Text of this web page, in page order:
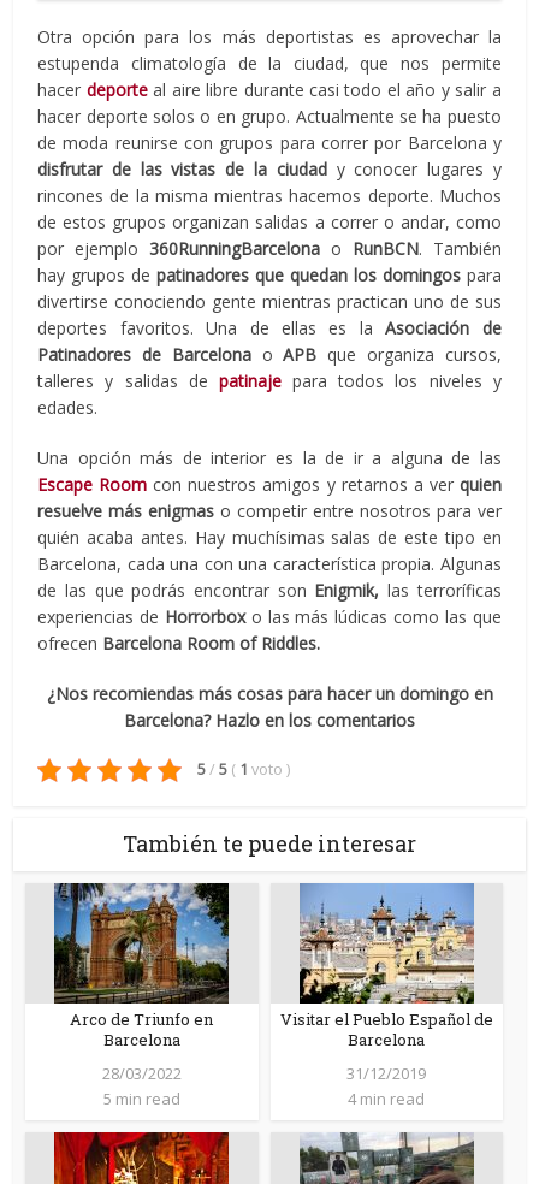
Otra opción para los más deportistas es aprovechar la
estupenda climatología de la ciudad, que nos permite
hacer deporte al aire libre durante casi todo el año y salir a
hacer deporte solos o en grupo. Actualmente se ha puesto
de moda reunirse con grupos para correr por Barcelona y
disfrutar de las vistas de la ciudady conocer lugares y
rincones de la misma mientras hacemos deporte. Muchos
de estos grupos organizan salidas a correr o andar, como
por ejemplo360RunningBarcelona o RunBCN. También
hay grupos depatinadores que quedan los domingospara
divertirse conociendo gente mientras practican uno de sus
deportes favoritos. Una de ellas es laAsociación de
Patinadores de BarcelonaoAPB que organiza cursos,
talleres y salidas de patinajepara todos los niveles y
edades.
Una opción más de interior es la de ir a alguna de las
Escape Room con nuestros amigos y retarnos a ver quien
resuelve más enigmas o competir entre nosotros para ver
quién acaba antes. Hay muchísimas salas de este tipo en
Barcelona, cada una con una característica propia. Algunas
de las que podrás encontrar son Enigmik,las terroríficas
experiencias de Horrorbox o las más lúdicas como las que
ofrecen Barcelona Room of Riddles.
¿Nos recomiendas más cosas para hacer un domingo en
Barcelona? Hazlo en los comentarios
5/ 5 ( 1 voto )
También te puede interesar
Arco de Triunfo en
Barcelona
28/03/2022
5 min read
Visitar el Pueblo Español de
Barcelona
31/12/2019
4 min read